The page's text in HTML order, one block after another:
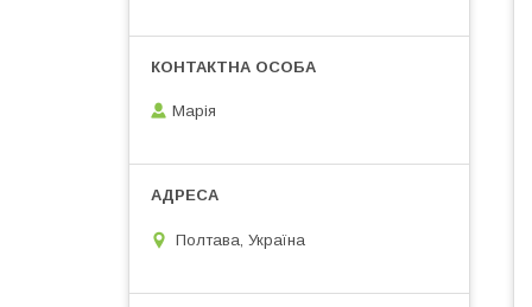
Марія
Полтава, Україна